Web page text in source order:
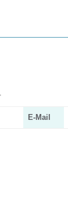
E-Mail